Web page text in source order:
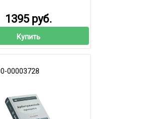
1395 руб.
Купить
00003728